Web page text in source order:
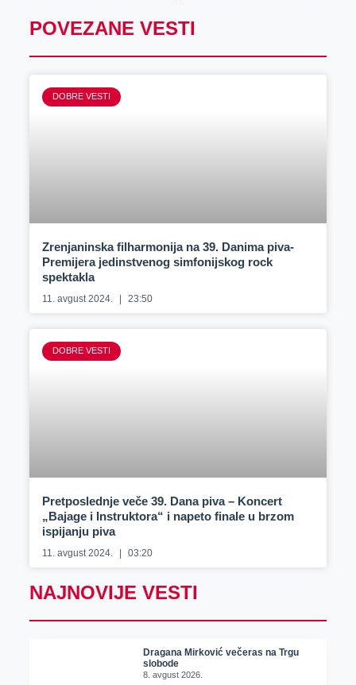
POVEZANE VESTI
DOBRE VESTI
Zrenjaninska filharmonija na 39. Danima piva-
Premijera jedinstvenog simfonijskog rock
spektakla
11. avgust 2024. 23:50
DOBRE VESTI
Pretposlednje veče 39. Dana piva – Koncert
„Bajage i Instruktora“ i napeto finale u brzom
ispijanju piva
11. avgust 2024. 03:20
NAJNOVIJE VESTI
Dragana Mirković večeras na Trgu
slobode
8. avgust 2026.